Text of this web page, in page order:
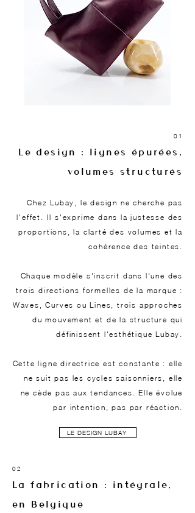
01
Le design : lignes épurées,
volumes structurés
Chez Lubay, le design ne cherche pas
l'effet. Il s'exprime dans la justesse des
proportions, la clarté des volumes et la
cohérence des teintes.
Chaque modèle s'inscrit dans l'une des
trois directions formelles de la marque :
Waves, Curves ou Lines, trois approches
du mouvement et de la structure qui
définissent l'esthétique Lubay.
Cette ligne directrice est constante : elle
ne suit pas les cycles saisonniers, elle
ne cède pas aux tendances. Elle évolue
par intention, pas par réaction.
LE DESIGN LUBAY
02
La fabrication : intégrale,
en Belgique